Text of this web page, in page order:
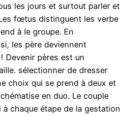
les jours et surtout parler et
fœtus distinguent les verbe
à le groupe. En
les père deviennent
Devenir pères est un
sélectionner de dresser
choix qui se prend à deux et
en duo. Le couple
à chaque étape de la gestation